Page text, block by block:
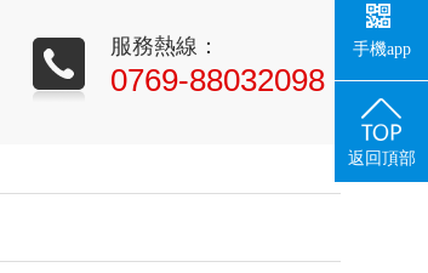
服務熱線：
0769-88032098
手機app
返回頂部